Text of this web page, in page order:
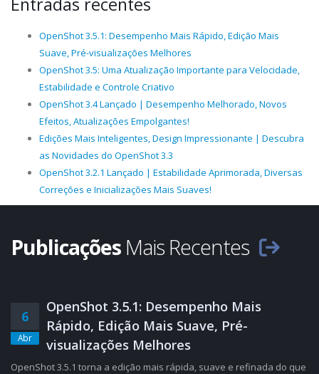
OpenShot 3.5.1: Desempenho Mais Rápido, Edição Mais
Suave, Pré-visualizações Melhores
OpenShot 3.5: Uma Atualização Importante para Velocidade,
Estabilidade e Controle Criativo
OpenShot 3.4 Lançado | Desempenho Melhorado, Novos
Efeitos, Atualizações Empolgantes!
Edições Mais Inteligentes, Design Impressionante | Descubra
as Novidades do OpenShot 3.3
OpenShot 3.2.1 Lançado | Estabilidade Aprimorada, Diversas
Correções e Inicializações Mais Suaves!
Publicações Mais Recentes
6
Abr
OpenShot 3.5.1: Desempenho Mais
Rápido, Edição Mais Suave, Pré-
visualizações Melhores
OpenShot 3.5.1 torna a edição mais rápida, suave e refinada do que